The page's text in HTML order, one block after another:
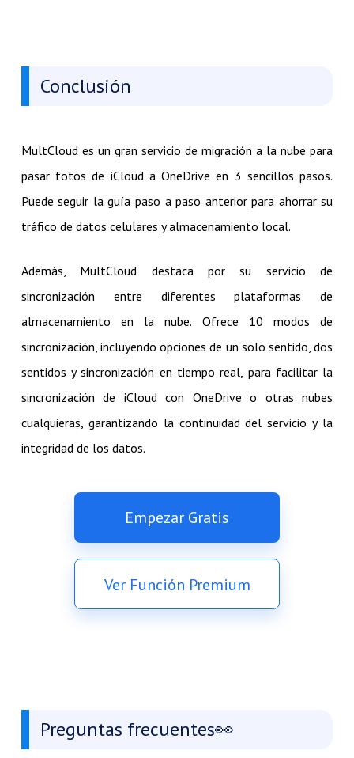
Conclusión
MultCloud es un gran servicio de migración a la nube para
pasar fotos de iCloud a OneDrive en 3 sencillos pasos.
Puede seguir la guía paso a paso anterior para ahorrar su
tráfico de datos celulares y almacenamiento local.
Además, MultCloud destaca por su servicio de
sincronización entre diferentes plataformas de
almacenamiento en la nube. Ofrece 10 modos de
sincronización, incluyendo opciones de un solo sentido, dos
sentidos y sincronización en tiempo real, para facilitar la
sincronización de iCloud con OneDrive o otras nubes
cualquieras, garantizando la continuidad del servicio y la
integridad de los datos.
Empezar Gratis
Ver Función Premium
Preguntas frecuentes👀​